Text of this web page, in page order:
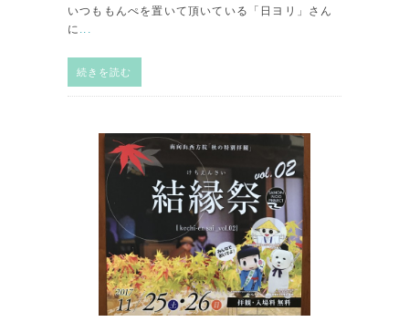
いつももんぺを置いて頂いている「日ヨリ」さん
に ...
続きを読む